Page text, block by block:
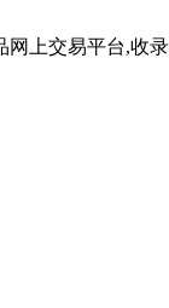
上交易平台,收